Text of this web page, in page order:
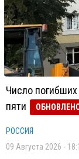
Число
пяти
РОССИЯ
09 Августа 2026 -